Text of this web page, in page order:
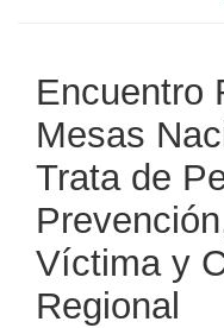
Encuentro
Mesas
Trata de
Víctima y
Regional